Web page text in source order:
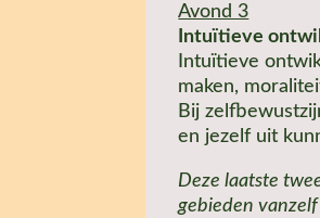
Avond 3
Intuïtieve
Intuïtieve
maken,
Bij
en jezelf uit
Deze laatste
gebieden